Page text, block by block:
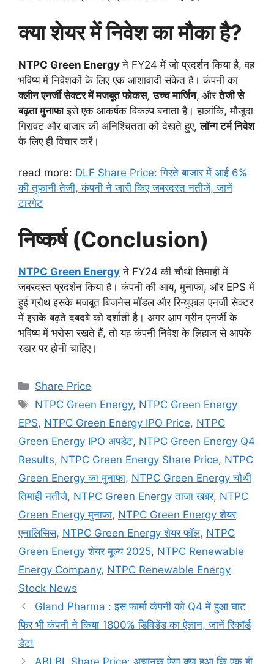
क्या शेयर में निवेश का मौका है?
NTPC Green Energyने FY24 में जो प्रदर्शन किया है, वह
भविष्य में निवेशकों के लिए एक आशावादी संकेत है। कंपनी का
क्लीन एनर्जी सेक्टर में मजबूत फोकस,उच्च मार्जिन, औरतेजी से
बढ़ता मुनाफाइसे एक आकर्षक विकल्प बनाता है। हालांकि, मौजूदा
गिरावट और बाजार की अनिश्चितता को देखते हुए,लॉन्ग टर्म निवेश
के लिए ही विचार करें।
read more: DLF Share Price: गिरते बाजार में आई 6%
की तूफानी तेजी, कंपनी ने जारी किए जबरदस्त नतीजें, जानें
टारगेट
निष्कर्ष (Conclusion)
NTPC Green Energy ने FY24 की चौथी तिमाही में
जबरदस्त प्रदर्शन किया है। कंपनी की आय, मुनाफा, और EPS में
हुई ग्रोथ इसके मजबूत बिजनेस मॉडल और रिन्युएबल एनर्जी सेक्टर
में इसके बढ़ते दबदबे को दर्शाती है। अगर आप ग्रीन एनर्जी के
भविष्य में भरोसा रखते हैं, तो यह कंपनी निवेश के लिहाज से आपके
रडार पर होनी चाहिए।
Categories
Share Price
Tags
NTPC Green Energy, NTPC Green Energy
EPS, NTPC Green Energy IPO Price, NTPC
Green Energy IPO अपडेट, NTPC Green Energy Q4
Results, NTPC Green Energy Share Price, NTPC
Green Energy का मुनाफा, NTPC Green Energy चौथी
तिमाही नतीजे, NTPC Green Energy ताजा खबर, NTPC
Green Energy मुनाफा, NTPC Green Energy शेयर
एनालिसिस, NTPC Green Energy शेयर फॉल, NTPC
Green Energy शेयर मूल्य 2025, NTPC Renewable
Energy Company, NTPC Renewable Energy
Stock News
Gland Pharma : इस फार्मा कंपनी को Q4 में हुआ घाट
फिर भी कंपनी ने किया 1800% डिविडेंड का ऐलान, जानें रिकॉर्ड
डेट!